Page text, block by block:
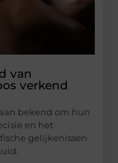
van
verkend
bekend om hun
en het
gelijkenissen